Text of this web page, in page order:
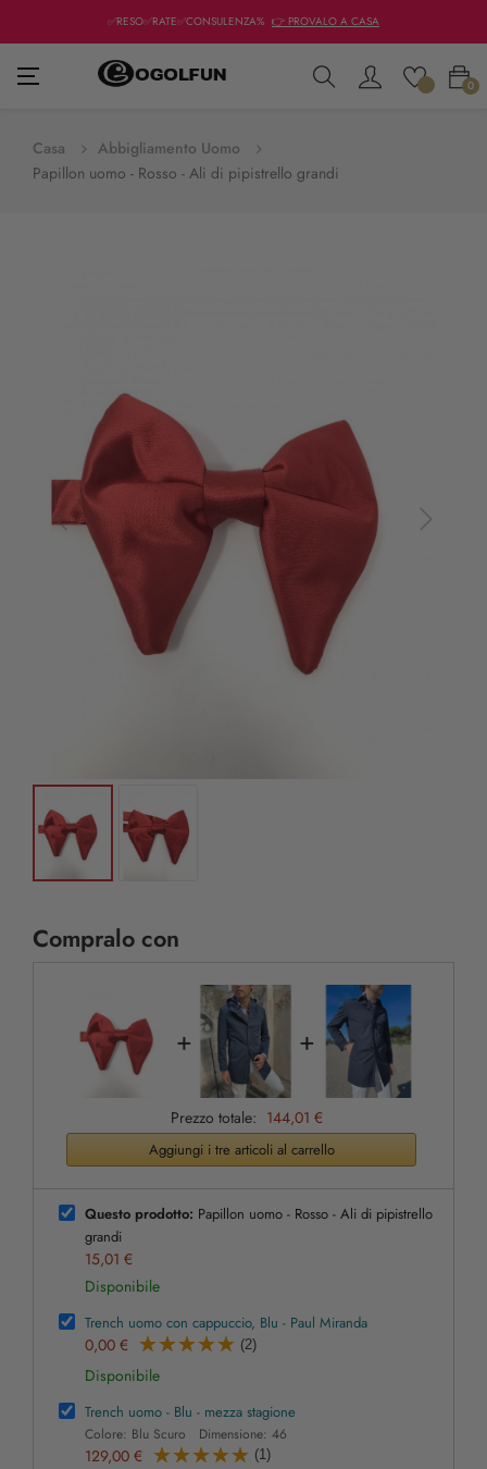
✅RESO✅RATE✅CONSULENZA% 👉 PROVALO A CASA
navigazione
☰ 0
Casa
Abbigliamento Uomo
Papillon uomo - Rosso - Ali di pipistrello grandi
Compralo con
+ +
Prezzo totale: 144,01 €
Aggiungi i tre articoli al carrello
Questo prodotto: Papillon uomo - Rosso - Ali di pipistrello
grandi
15,01 €
Disponibile
Trench uomo con cappuccio, Blu - Paul Miranda
0,00 € (2)
Disponibile
Trench uomo - Blu - mezza stagione
Colore: Blu Scuro Dimensione: 46
129,00 € (1)